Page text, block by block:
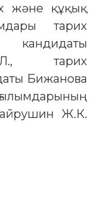
және құқық
тарих
тарих
Бижанова
Ж.К.